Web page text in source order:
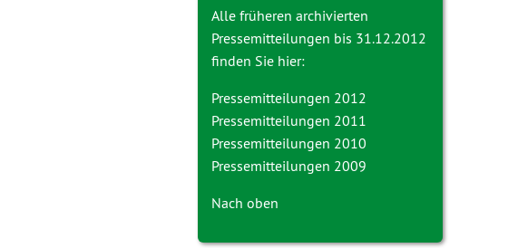
Alle früheren archivierten
Pressemitteilungen bis 31.12.2012
finden Sie hier:
Pressemitteilungen 2012
Pressemitteilungen 2011
Pressemitteilungen 2010
Pressemitteilungen 2009
Nach oben